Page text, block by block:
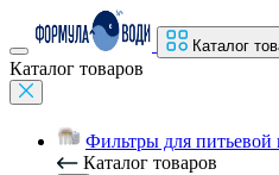
Каталог
Каталог товаров
Фильтры для питьевой
Каталог товаров